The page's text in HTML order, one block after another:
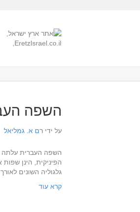
השפה
על ידי רם א. גמליאל
השפה העברית עלתה
הפיניקית, הינן
גלגוליה השונים לאורך כ-
קרא עוד